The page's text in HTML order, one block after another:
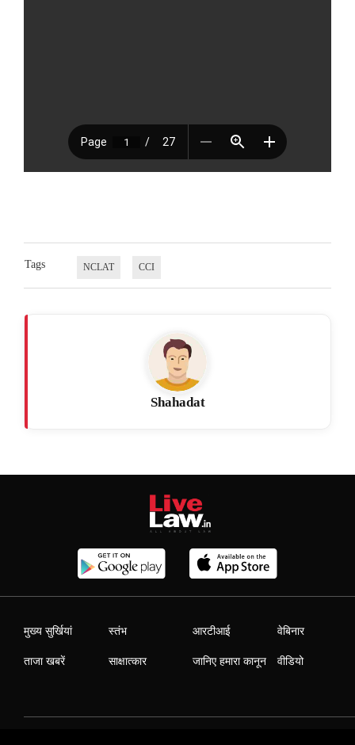
Tags NCLAT CCI
Shahadat
मुख्य सुर्खियां
ताजा खबरें
स्तंभ
साक्षात्कार
आरटीआई
जानिए हमारा कानून
वेबिनार
वीडियो